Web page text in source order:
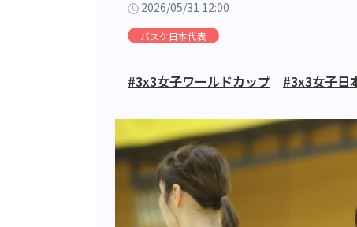
2026/05/31 12:00
バスケ日本代表
#3x3女子ワールドカップ #3x3女子日